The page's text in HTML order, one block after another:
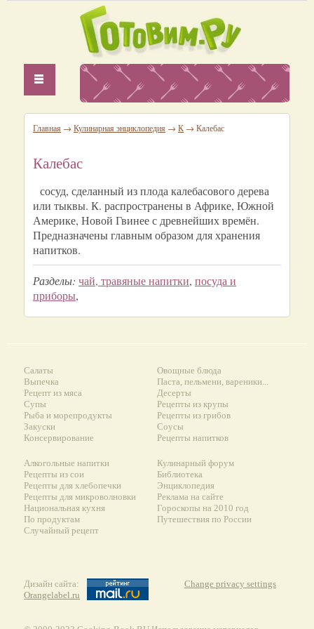
Главная → Кулинарная энциклопедия → К → Калебас
Калебас
сосуд, сделанный из плода калебасового дерева
или тыквы. К. распространены в Африке, Южной
Америке, Новой Гвинее с древнейших времён.
Предназначены главным образом для хранения
напитков.
Разделы: чай, травяные напитки, посуда и
приборы,
Салаты
Выпечка
Рецепт из мяса
Супы
Рыба и морепродукты
Закуски
Консервирование
Овощные блюда
Паста, пельмени, вареники...
Десерты
Рецепты из крупы
Рецепты из грибов
Соусы
Рецепты напитков
Алкогольные напитки
Рецепты из сои
Рецепты для хлебопечки
Рецепты для микроволновки
Национальная кухня
По продуктам
Случайный рецепт
Кулинарный форум
Библиотека
Энциклопедия
Реклама на сайте
Гороскопы на 2010 год
Путешествия по России
Дизайн сайта:
Orangelabel.ru
Change privacy settings